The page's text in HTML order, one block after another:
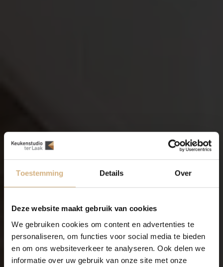
Toestemming Details Over
Deze website maakt gebruik van cookies
We gebruiken cookies om content en advertenties te
personaliseren, om functies voor social media te bieden
en om ons websiteverkeer te analyseren. Ook delen we
informatie over uw gebruik van onze site met onze